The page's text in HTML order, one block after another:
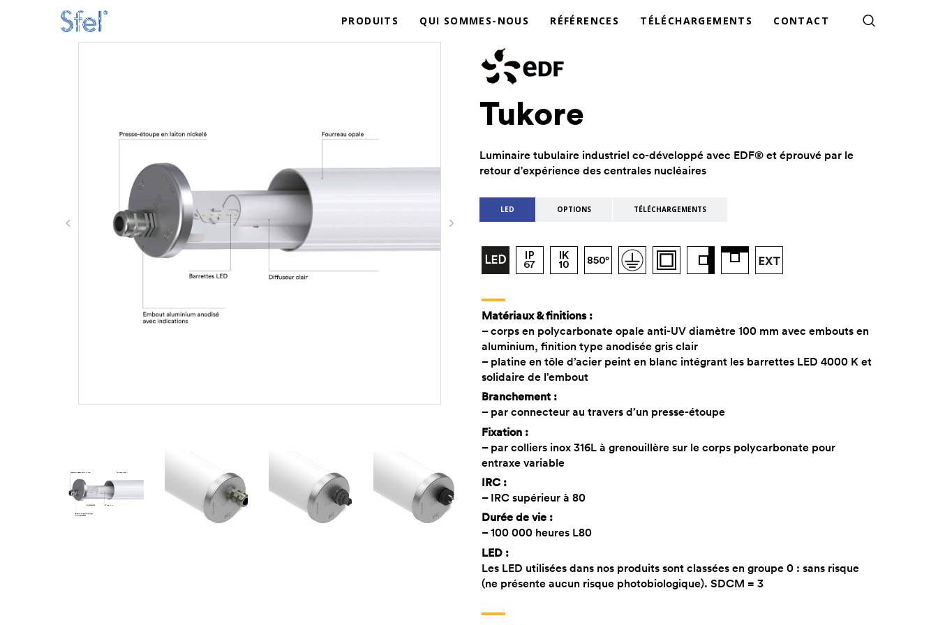
PRODUITS QUI SOMMES-NOUS RÉFÉRENCES TÉLÉCHARGEMENTS CONTACT
Tukore
Luminaire tubulaire industriel co-développé avec EDF® et éprouvé par le
retour d'expérience des centrales nucléaires
LED OPTIONS TÉLÉCHARGEMENTS
Matériaux & finitions :
– corps en polycarbonate opale anti-UV diamètre 100 mm avec embouts en
aluminium, finition type anodisée gris clair
– platine en tôle d’acier peint en blanc intégrant les barrettes LED 4000 K et
solidaire de l’embout
Branchement :
– par connecteur au travers d’un presse-étoupe
Fixation :
– par colliers inox 316L à grenouillère sur le corps polycarbonate pour
entraxe variable
IRC :
– IRC supérieur à 80
Durée de vie :
– 100 000 heures L80
LED :
Les LED utilisées dans nos produits sont classées en groupe 0 : sans risque
(ne présente aucun risque photobiologique). SDCM = 3